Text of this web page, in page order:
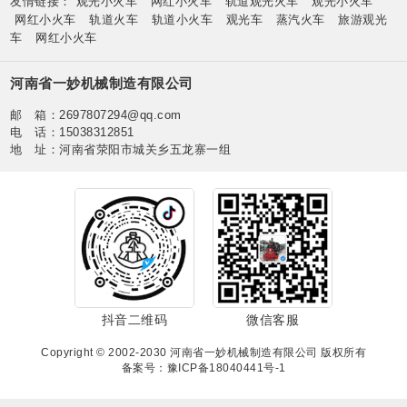
网红小火车
轨道火车 轨道小火车 观光车 蒸汽火车
旅游观光
车
网红小火车
河南省一妙机械制造有限公司
邮 箱：2697807294@qq.com
电 话：15038312851
地 址：河南省荥阳市城关乡五龙寨一组
抖音二维码 微信客服
Copyright © 2002-2030 河南省一妙机械制造有限公司 版权所有
备案号：豫ICP备18040441号-1